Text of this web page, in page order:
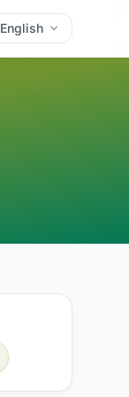
English